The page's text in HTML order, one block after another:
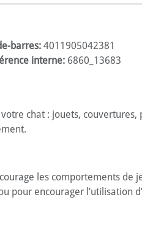
barres: 4011905042381
interne: 6860_13683
chat : jouets,
les comportements de
pour encourager l’utilisation